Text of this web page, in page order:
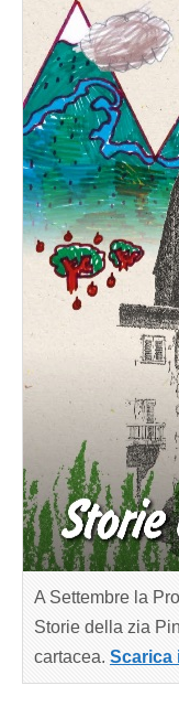
A Settembre la
Storie della zia
cartacea. Scarica